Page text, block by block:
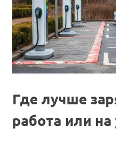
Где лучше
работа или на